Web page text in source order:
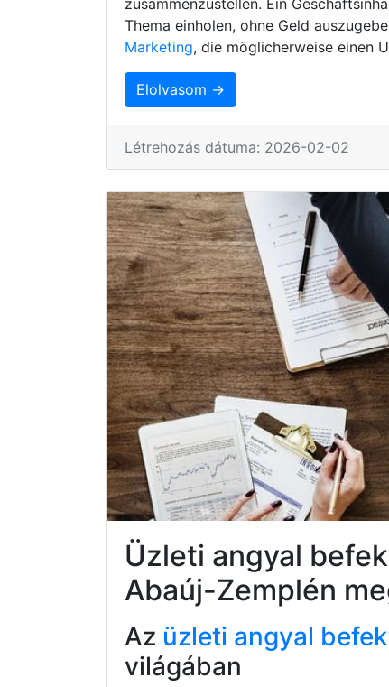
Thema einholen, ohne Geld
Marketing, die möglicherweise einen
Elolvasom →
Létrehozás dátuma: 2026-02-02
Üzleti angyal
Abaúj-Zemplén
Az üzleti angyal
világában